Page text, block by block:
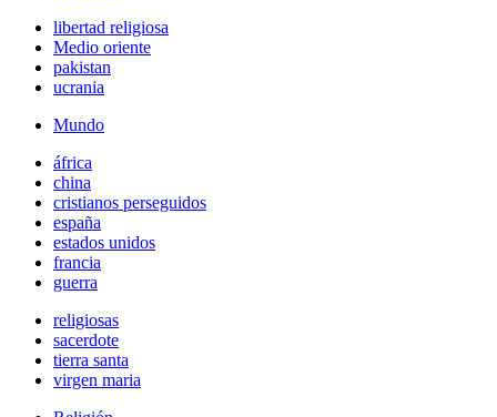
libertad religiosa
Medio oriente
pakistan
ucrania
Mundo
áfrica
china
cristianos perseguidos
españa
estados unidos
francia
guerra
religiosas
sacerdote
tierra santa
virgen maria